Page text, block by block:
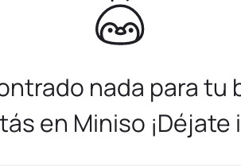
nada para
en Miniso ¡Déjate